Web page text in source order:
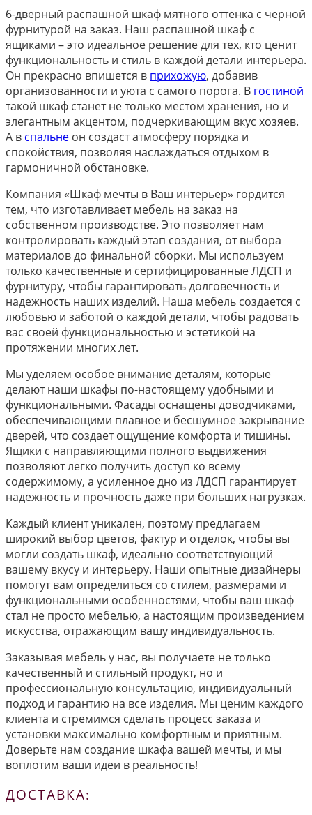
6-дверный распашной шкаф мятного оттенка с черной
фурнитурой на заказ. Наш распашной шкаф с
ящиками – это идеальное решение для тех, кто ценит
функциональность и стиль в каждой детали интерьера.
Он прекрасно впишется в прихожую, добавив
организованности и уюта с самого порога. В гостиной
такой шкаф станет не только местом хранения, но и
элегантным акцентом, подчеркивающим вкус хозяев.
А в спальне он создаст атмосферу порядка и
спокойствия, позволяя наслаждаться отдыхом в
гармоничной обстановке.
Компания «Шкаф мечты в Ваш интерьер» гордится
тем, что изготавливает мебель на заказ на
собственном производстве. Это позволяет нам
контролировать каждый этап создания, от выбора
материалов до финальной сборки. Мы используем
только качественные и сертифицированные ЛДСП и
фурнитуру, чтобы гарантировать долговечность и
надежность наших изделий. Наша мебель создается с
любовью и заботой о каждой детали, чтобы радовать
вас своей функциональностью и эстетикой на
протяжении многих лет.
Мы уделяем особое внимание деталям, которые
делают наши шкафы по-настоящему удобными и
функциональными. Фасады оснащены доводчиками,
обеспечивающими плавное и бесшумное закрывание
дверей, что создает ощущение комфорта и тишины.
Ящики с направляющими полного выдвижения
позволяют легко получить доступ ко всему
содержимому, а усиленное дно из ЛДСП гарантирует
надежность и прочность даже при больших нагрузках.
Каждый клиент уникален, поэтому предлагаем
широкий выбор цветов, фактур и отделок, чтобы вы
могли создать шкаф, идеально соответствующий
вашему вкусу и интерьеру. Наши опытные дизайнеры
помогут вам определиться со стилем, размерами и
функциональными особенностями, чтобы ваш шкаф
стал не просто мебелью, а настоящим произведением
искусства, отражающим вашу индивидуальность.
Заказывая мебель у нас, вы получаете не только
качественный и стильный продукт, но и
профессиональную консультацию, индивидуальный
подход и гарантию на все изделия. Мы ценим каждого
клиента и стремимся сделать процесс заказа и
установки максимально комфортным и приятным.
Доверьте нам создание шкафа вашей мечты, и мы
воплотим ваши идеи в реальность!
ДОСТАВКА: